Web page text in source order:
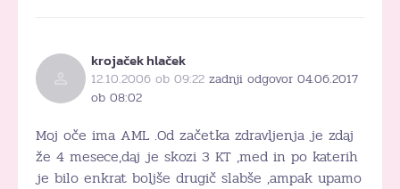
krojaček hlaček
12.10.2006 ob 09:22 zadnji odgovor 04.06.2017
ob 08:02
Moj oče ima AML .Od začetka zdravljenja je zdaj
že 4 mesece,daj je skozi 3 KT ,med in po katerih
je bilo enkrat boljše drugič slabše ,ampak upamo